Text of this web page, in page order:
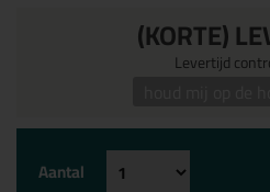
(KORTE)
Levertijd
Aantal